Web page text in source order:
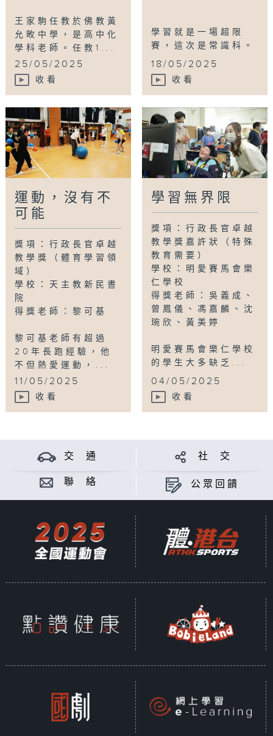
王家駒任教於佛教黃
允畋中學，是高中化
學科老師。任教1...
25/05/2025
收看
學習就是一場超限
賽，這次是常識科。
...
18/05/2025
收看
運動，沒有不
可能
獎項：行政長官卓越
教學獎（體育學習領
域）
學校：天主教新民書
院
得獎老師：黎可基
黎可基老師有超過
20年長跑經驗，他
不但熱愛運動，...
11/05/2025
收看
學習無界限
獎項：行政長官卓越
教學獎嘉許狀（特殊
教育需要）
學校：明愛賽馬會樂
仁學校
得獎老師：吳義成、
曾鳳儀、馮嘉麟、沈
琬欣、黃美婷
明愛賽馬會樂仁學校
的學生大多缺乏...
04/05/2025
收看
交 通 社 交
聯 絡 公眾回饋